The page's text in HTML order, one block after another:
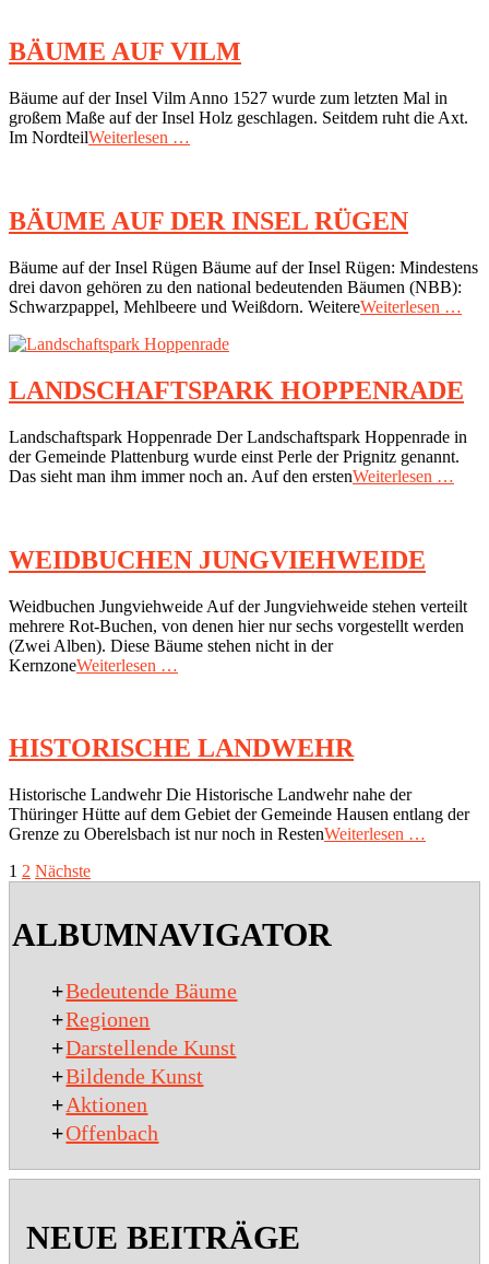
BÄUME AUF VILM
2017-
07-
22
Bäume auf der Insel Vilm Anno 1527 wurde zum letzten Mal in
großem Maße auf der Insel Holz geschlagen. Seitdem ruht die Axt.
Im NordteilWeiterlesen …
BÄUME AUF DER INSEL RÜGEN
2017-
07-
22
Bäume auf der Insel Rügen Bäume auf der Insel Rügen: Mindestens
drei davon gehören zu den national bedeutenden Bäumen (NBB):
Schwarzpappel, Mehlbeere und Weißdorn. WeitereWeiterlesen …
LANDSCHAFTSPARK HOPPENRADE
2016-
11-
10
Landschaftspark Hoppenrade Der Landschaftspark Hoppenrade in
der Gemeinde Plattenburg wurde einst Perle der Prignitz genannt.
Das sieht man ihm immer noch an. Auf den erstenWeiterlesen …
WEIDBUCHEN JUNGVIEHWEIDE
2016-
02-
10
Weidbuchen Jungviehweide Auf der Jungviehweide stehen verteilt
mehrere Rot-Buchen, von denen hier nur sechs vorgestellt werden
(Zwei Alben). Diese Bäume stehen nicht in der
KernzoneWeiterlesen …
HISTORISCHE LANDWEHR
2016-
02-
10
Historische Landwehr Die Historische Landwehr nahe der
Thüringer Hütte auf dem Gebiet der Gemeinde Hausen entlang der
Grenze zu Oberelsbach ist nur noch in RestenWeiterlesen …
SEITENNUMMERIERUNG
BEITRÄGE
1 2 Nächste
ALBUMNAVIGATOR
+Bedeutende Bäume
+Regionen
+Darstellende Kunst
+Bildende Kunst
+Aktionen
+Offenbach
NEUE BEITRÄGE